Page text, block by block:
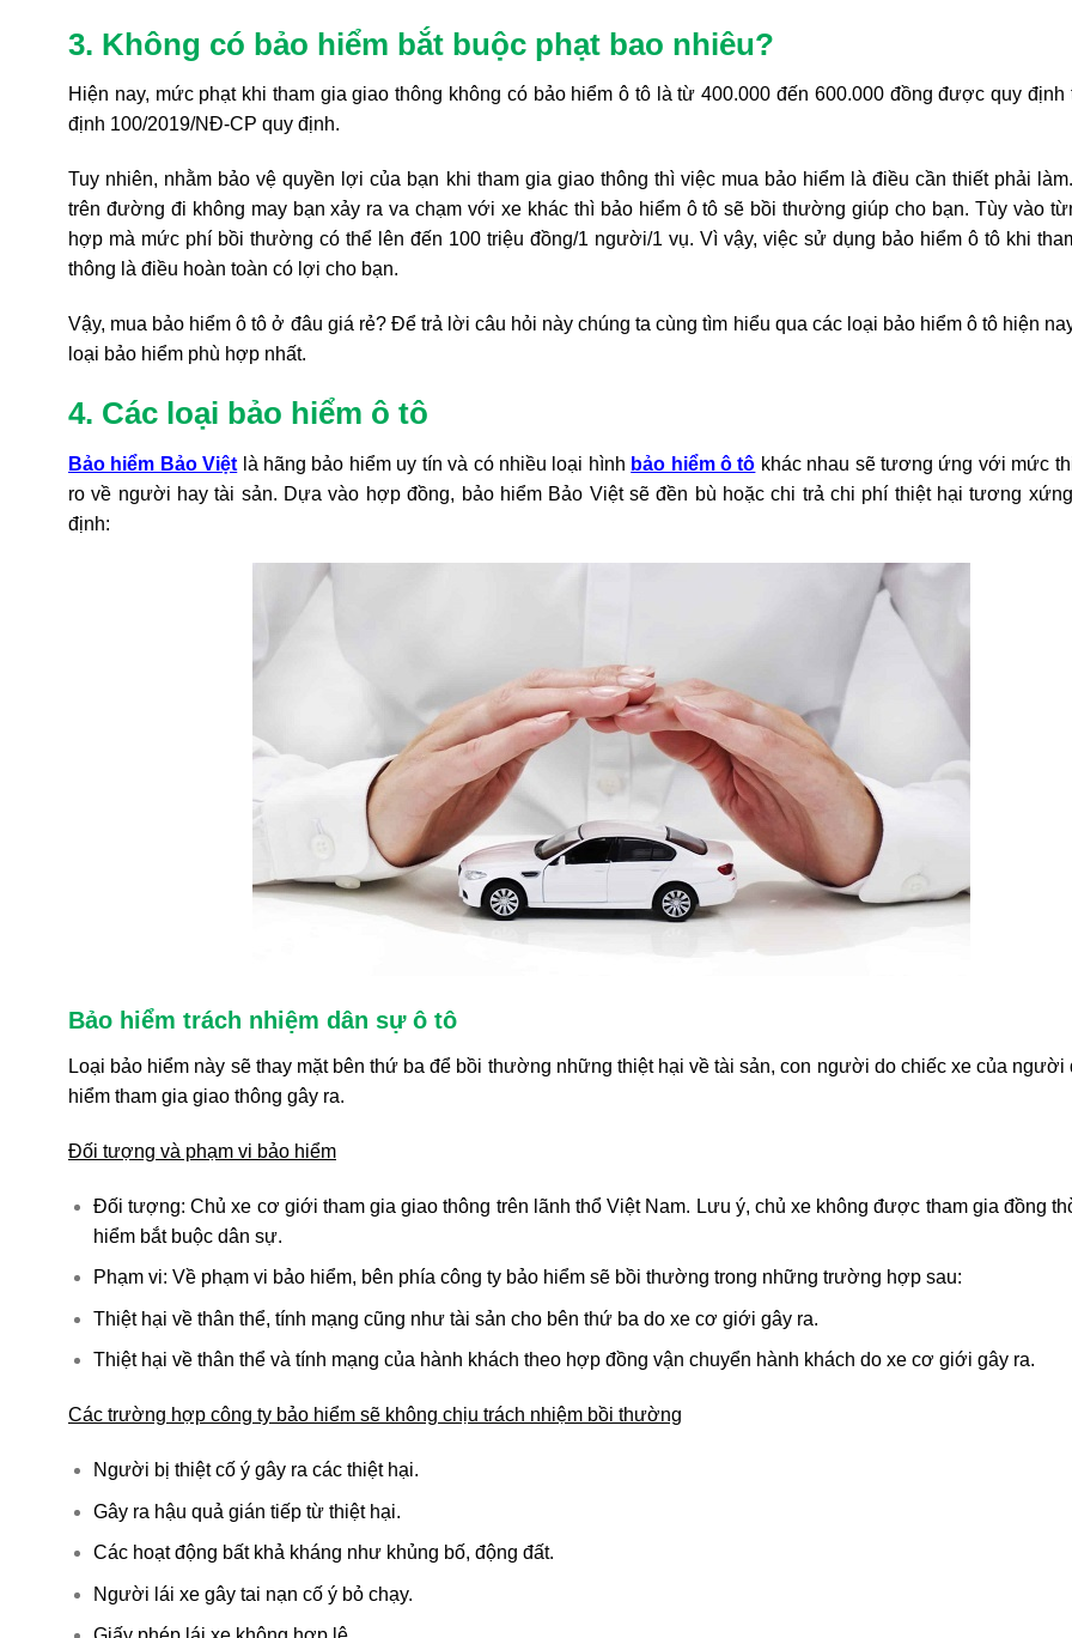
3. Không có bảo hiểm bắt buộc phạt bao nhiêu?
Hiện nay, mức phạt khi tham gia giao thông không có bảo hiểm ô tô là từ 400.000 đến 600.000 đồng được quy định
định 100/2019/NĐ-CP quy định.
Tuy nhiên, nhằm bảo vệ quyền lợi của bạn khi tham gia giao thông thì việc mua bảo hiểm là điều cần thiết phải
trên đường đi không may bạn xảy ra va chạm với xe khác thì bảo hiểm ô tô sẽ bồi thường giúp cho bạn. Tùy vào
hợp mà mức phí bồi thường có thể lên đến 100 triệu đồng/1 người/1 vụ. Vì vậy, việc sử dụng bảo hiểm ô tô khi
thông là điều hoàn toàn có lợi cho bạn.
Vậy, mua bảo hiểm ô tô ở đâu giá rẻ? Để trả lời câu hỏi này chúng ta cùng tìm hiểu qua các loại bảo hiểm ô tô hiện
loại bảo hiểm phù hợp nhất.
4. Các loại bảo hiểm ô tô
Bảo hiểm Bảo Việt là hãng bảo hiểm uy tín và có nhiều loại hình bảo hiểm ô tô khác nhau sẽ tương ứng với mức
ro về người hay tài sản. Dựa vào hợp đồng, bảo hiểm Bảo Việt sẽ đền bù hoặc chi trả chi phí thiệt hại tương
định:
Bảo hiểm trách nhiệm dân sự ô tô
Loại bảo hiểm này sẽ thay mặt bên thứ ba để bồi thường những thiệt hại về tài sản, con người do chiếc xe của
hiểm tham gia giao thông gây ra.
Đối tượng và phạm vi bảo hiểm
Đối tượng: Chủ xe cơ giới tham gia giao thông trên lãnh thổ Việt Nam. Lưu ý, chủ xe không được tham gia đồng
hiểm bắt buộc dân sự.
Phạm vi: Về phạm vi bảo hiểm, bên phía công ty bảo hiểm sẽ bồi thường trong những trường hợp sau:
Thiệt hại về thân thể, tính mạng cũng như tài sản cho bên thứ ba do xe cơ giới gây ra.
Thiệt hại về thân thể và tính mạng của hành khách theo hợp đồng vận chuyển hành khách do xe cơ giới gây ra.
Các trường hợp công ty bảo hiểm sẽ không chịu trách nhiệm bồi thường
Người bị thiệt cố ý gây ra các thiệt hại.
Gây ra hậu quả gián tiếp từ thiệt hại.
Các hoạt động bất khả kháng như khủng bố, động đất.
Người lái xe gây tai nạn cố ý bỏ chạy.